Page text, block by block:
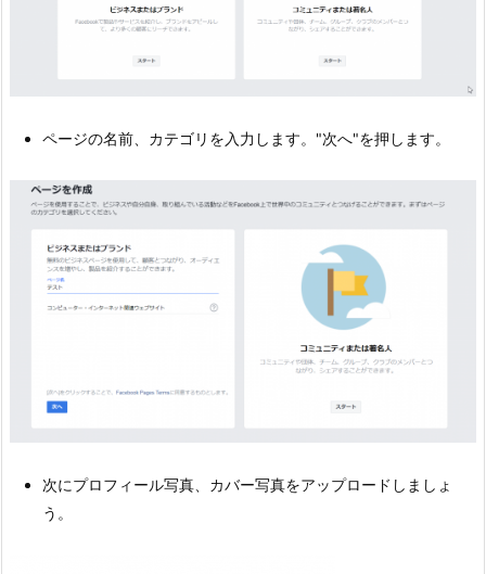
ページの名前、カテゴリを入力します。"次へ"を押します。
次にプロフィール写真、カバー写真をアップロードしましょ
う。